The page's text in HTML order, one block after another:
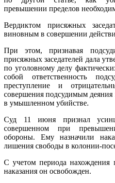
превышении пределов
Вердиктом присяжных
виновным в совершении
При этом, признавая
присяжных заседателей дала
по уголовному делу
собой ответственность
преступление и
совершения подсудимым деяния
в умышленном убийстве.
Суд 11 июня признал
совершенном при
обороны. Ему назначили
лишения свободы в колонии-
С учетом периода нахождения
наказания он освобожден.